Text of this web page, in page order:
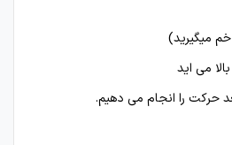
میگیرید)
می اید
حرکت را انجام می دهیم.